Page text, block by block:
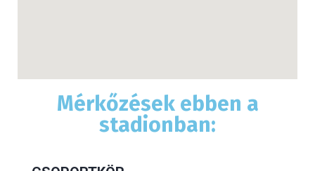
Mérkőzések ebben a
stadionban: